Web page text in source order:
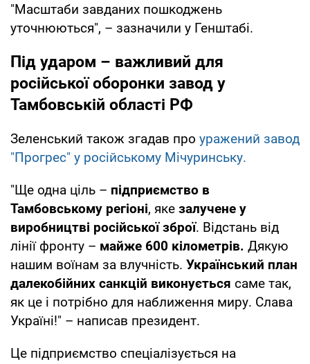
"Масштаби завданих пошкоджень
уточнюються", – зазначили у Генштабі.
Під ударом – важливий для
російської оборонки завод у
Тамбовській області РФ
Зеленський також згадав про уражений завод
"Прогрес" у російському Мічуринську.
"Ще одна ціль – підприємство в
Тамбовському регіоні, яке залучене у
виробництві російської зброї. Відстань від
лінії фронту – майже 600 кілометрів. Дякую
нашим воїнам за влучність. Український план
далекобійних санкцій виконується саме так,
як це і потрібно для наближення миру. Слава
Україні!" – написав президент.
Це підприємство спеціалізується на